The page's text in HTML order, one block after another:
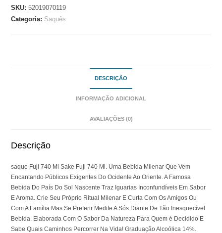
SKU:52019070119
Categoria: Saquês
DESCRIÇÃO
INFORMAÇÃO ADICIONAL
AVALIAÇÕES (0)
Descrição
saque Fuji 740 Ml Sake Fuji 740 Ml. Uma Bebida Milenar Que Vem
Encantando Públicos Exigentes Do Ocidente Ao Oriente. A Famosa
Bebida Do País Do Sol Nascente Traz Iguarias Inconfundíveis Em Sabor
E Aroma. Crie Seu Próprio Ritual Milenar E Curta Com Os Amigos Ou
Com A Família Mas Se Preferir Medite A Sós Diante De Tão Inesquecível
Bebida. Elaborada Com O Sabor Da Natureza Para Quem é Decidido E
Sabe Quais Caminhos Percorrer Na Vida! Graduação Alcoólica 14%.